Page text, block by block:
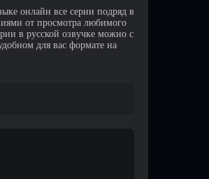
онлайн все серии подряд в
от просмотра любимого
в русской озвучке можно с
для вас формате на